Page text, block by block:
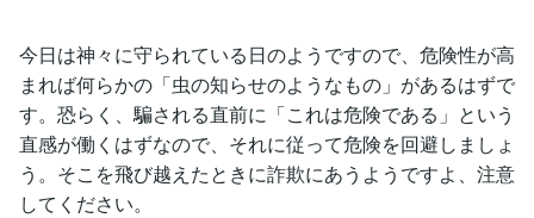
今日は神々に守られている日のようですので、危険性が高
まれば何らかの「虫の知らせのようなもの」があるはずで
す。恐らく、騙される直前に「これは危険である」という
直感が働くはずなので、それに従って危険を回避しましょ
う。そこを飛び越えたときに詐欺にあうようですよ、注意
してください。